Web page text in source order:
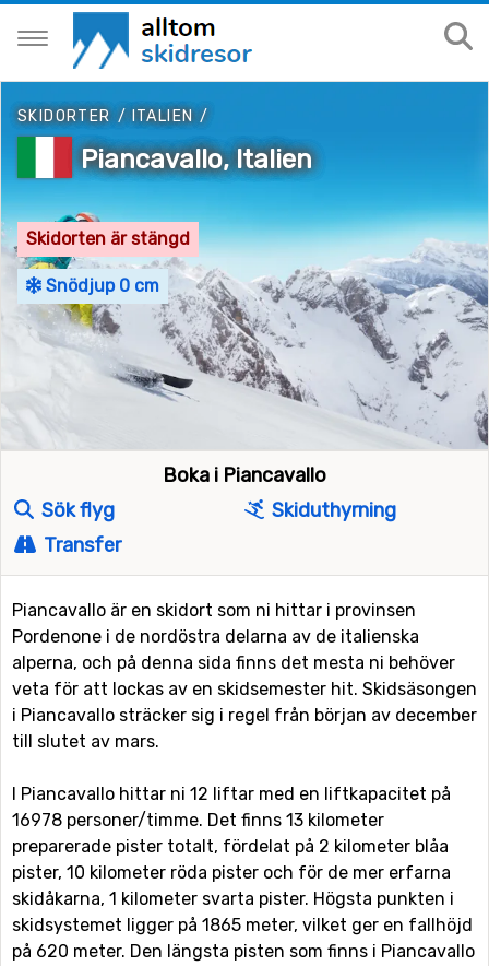
SKIDORTER /ITALIEN/
Piancavallo, Italien
Skidorten är stängd
Snödjup 0 cm
Boka i Piancavallo
Sök flyg
Skiduthyrning
Transfer
Piancavallo är en skidort som ni hittar i provinsen
Pordenone i de nordöstra delarna av de italienska
alperna, och på denna sida finns det mesta ni behöver
veta för att lockas av en skidsemester hit. Skidsäsongen
i Piancavallo sträcker sig i regel från början av december
till slutet av mars.
I Piancavallo hittar ni 12 liftar med en liftkapacitet på
16978 personer/timme. Det finns 13 kilometer
preparerade pister totalt, fördelat på 2 kilometer blåa
pister, 10 kilometer röda pister och för de mer erfarna
skidåkarna, 1 kilometer svarta pister. Högsta punkten i
skidsystemet ligger på 1865 meter, vilket ger en fallhöjd
på 620 meter. Den längsta pisten som finns i Piancavallo